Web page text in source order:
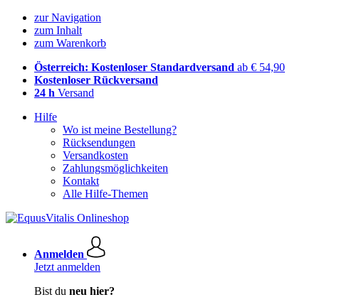
zur Navigation
zum Inhalt
zum Warenkorb
Österreich: Kostenloser Standardversand ab € 54,90
Kostenloser Rückversand
24 h Versand
Hilfe
Wo ist meine Bestellung?
Rücksendungen
Versandkosten
Zahlungsmöglichkeiten
Kontakt
Alle Hilfe-Themen
Anmelden
Jetzt anmelden
Bist du neu hier?